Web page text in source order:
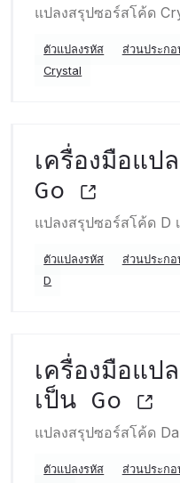
แปลงสรุปซอร์สโค้ด
ตัวแปลงรหัส ส่วนประกอ
Crystal
เครื่องมือแป
Go
แปลงสรุปซอร์สโค้ด D
ตัวแปลงรหัส ส่วนประกอ
D
เครื่องมือแ
เป็น Go
แปลงสรุปซอร์สโค้ด
ตัวแปลงรหัส ส่วนประกอ